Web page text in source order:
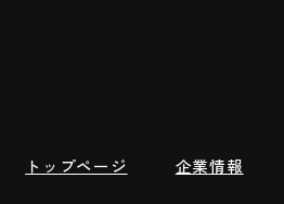
トップページ 企業情報